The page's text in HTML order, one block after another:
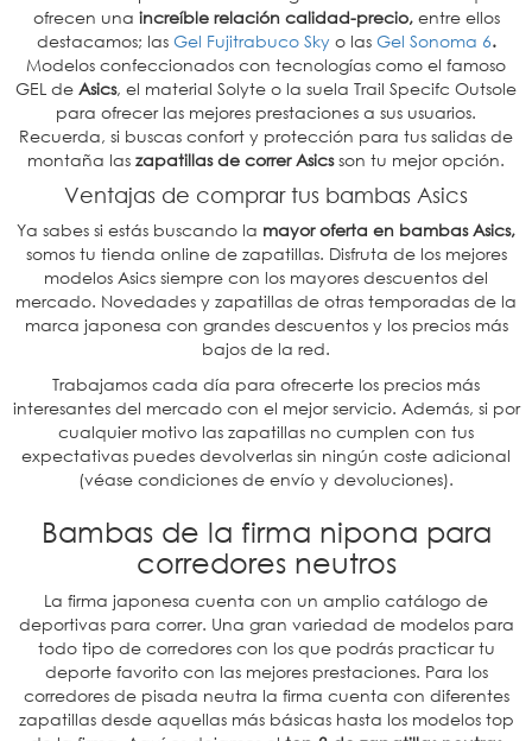
ofrecen una increíble relación calidad-precio,entre ellos
destacamos; las Gel Fujitrabuco Skyo las Gel Sonoma 6.
Modelos confeccionados con tecnologías como el famoso
GEL de Asics, el material Solyte o la suela Trail Specifc Outsole
para ofrecer las mejores prestaciones a sus usuarios.
Recuerda, si buscas confort y protección para tus salidas de
montaña las zapatillas de correr Asicsson tu mejor opción.
Ventajas de comprar tus bambas Asics
Ya sabes si estás buscando la mayor oferta en bambas Asics,
somos tu tienda online de zapatillas. Disfruta de los mejores
modelos Asics siempre con los mayores descuentos del
mercado. Novedades y zapatillas de otras temporadas de la
marca japonesa con grandes descuentos y los precios más
bajos de la red.
Trabajamos cada día para ofrecerte los precios más
interesantes del mercado con el mejor servicio. Además, si por
cualquier motivo las zapatillas no cumplen con tus
expectativas puedes devolverlas sin ningún coste adicional
(véase condiciones de envío y devoluciones).
Bambas de la firma nipona para
corredores neutros
La firma japonesa cuenta con un amplio catálogo de
deportivas para correr. Una gran variedad de modelos para
todo tipo de corredores con los que podrás practicar tu
deporte favorito con las mejores prestaciones. Para los
corredores de pisada neutra la firma cuenta con diferentes
zapatillas desde aquellas más básicas hasta los modelos top